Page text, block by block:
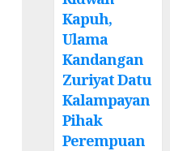
Kapuh,
Ulama
Kandangan
Zuriyat Datu
Kalampayan
Pihak
Perempuan